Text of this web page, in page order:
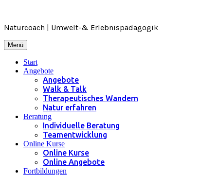
springen
Naturcoach | Umwelt-& Erlebnispädagogik
Menü
Start
Angebote
Angebote
Walk & Talk
Therapeutisches Wandern
Natur erfahren
Beratung
Individuelle Beratung
Teamentwicklung
Online Kurse
Online Kurse
Online Angebote
Fortbildungen